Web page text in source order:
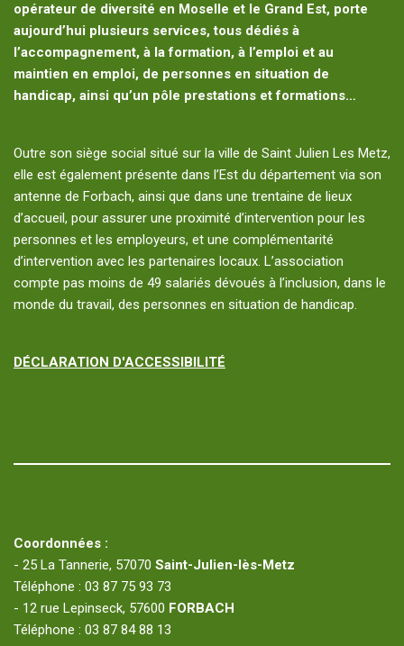
opérateur de diversité en Moselle et le Grand Est, porte
aujourd’hui plusieurs services, tous dédiés à
l’accompagnement, à la formation, à l’emploi et au
maintien en emploi, de personnes en situation de
handicap, ainsi qu’un pôle prestations et formations…
Outre son siège social situé sur la ville de Saint Julien Les Metz,
elle est également présente dans l’Est du département via son
antenne de Forbach, ainsi que dans une trentaine de lieux
d’accueil, pour assurer une proximité d’intervention pour les
personnes et les employeurs, et une complémentarité
d’intervention avec les partenaires locaux. L’association
compte pas moins de 49 salariés dévoués à l’inclusion, dans le
monde du travail, des personnes en situation de handicap.
DÉCLARATION D'ACCESSIBILITÉ
Coordonnées :
- 25 La Tannerie, 57070 Saint-Julien-lès-Metz
Téléphone : 03 87 75 93 73
- 12 rue Lepinseck, 57600 FORBACH
Téléphone : 03 87 84 88 13